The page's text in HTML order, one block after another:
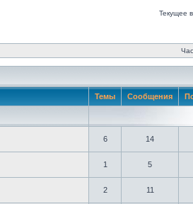
Текущее
Темы Сообщения
6 14
1 5
2 11